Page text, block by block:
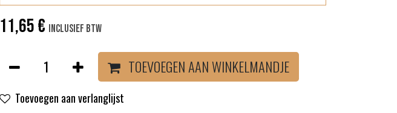
11,65€ Inclusief btw
TOEVOEGEN AAN WINKELMANDJE
Toevoegen aan verlanglijst